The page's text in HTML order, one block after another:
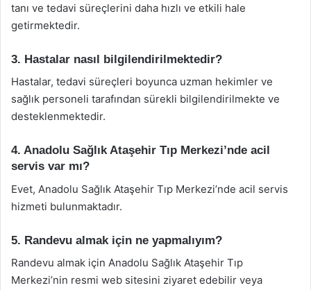
tanı ve tedavi süreçlerini daha hızlı ve etkili hale
getirmektedir.
3. Hastalar nasıl bilgilendirilmektedir?
Hastalar, tedavi süreçleri boyunca uzman hekimler ve
sağlık personeli tarafından sürekli bilgilendirilmekte ve
desteklenmektedir.
4. Anadolu Sağlık Ataşehir Tıp Merkezi’nde acil
servis var mı?
Evet, Anadolu Sağlık Ataşehir Tıp Merkezi’nde acil servis
hizmeti bulunmaktadır.
5. Randevu almak için ne yapmalıyım?
Randevu almak için Anadolu Sağlık Ataşehir Tıp
Merkezi’nin resmi web sitesini ziyaret edebilir veya